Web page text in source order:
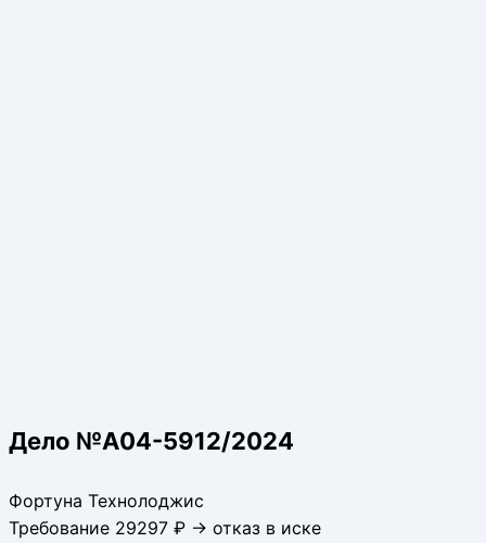
Дело №А04-5912/2024
Фортуна Технолоджис
Требование 29297 ₽ → отказ в иске